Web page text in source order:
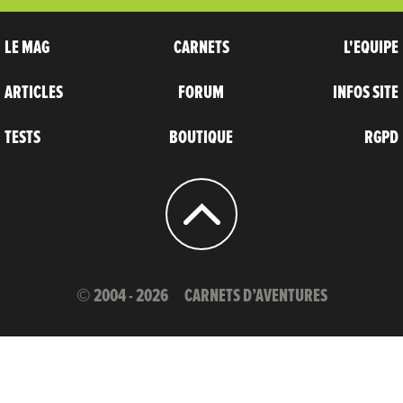
LE MAG
ARTICLES
TESTS
CARNETS
FORUM
BOUTIQUE
L'EQUIPE
INFOS SITE
RGPD
© 2004 - 2026 CARNETS D’AVENTURES